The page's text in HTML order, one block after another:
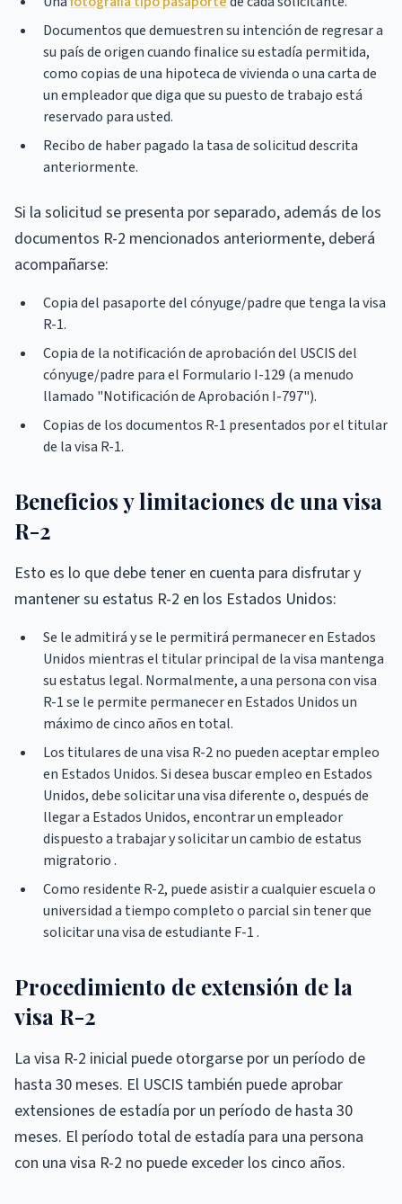
Documentos que demuestren su intención de regresar a
su país de origen cuando finalice su estadía permitida,
como copias de una hipoteca de vivienda o una carta de
un empleador que diga que su puesto de trabajo está
reservado para usted.
Recibo de haber pagado la tasa de solicitud descrita
anteriormente.
Si la solicitud se presenta por separado, además de los
documentos R-2 mencionados anteriormente, deberá
acompañarse:
Copia del pasaporte del cónyuge/padre que tenga la visa
R-1.
Copia de la notificación de aprobación del USCIS del
cónyuge/padre para el Formulario I-129 (a menudo
llamado "Notificación de Aprobación I-797").
Copias de los documentos R-1 presentados por el titular
de la visa R-1.
Beneficios y limitaciones de una visa
R-2
Esto es lo que debe tener en cuenta para disfrutar y
mantener su estatus R-2 en los Estados Unidos:
Se le admitirá y se le permitirá permanecer en Estados
Unidos mientras el titular principal de la visa mantenga
su estatus legal. Normalmente, a una persona con visa
R-1 se le permite permanecer en Estados Unidos un
máximo de cinco años en total.
Los titulares de una visa R-2 no pueden aceptar empleo
en Estados Unidos. Si desea buscar empleo en Estados
Unidos, debe solicitar una visa diferente o, después de
llegar a Estados Unidos, encontrar un empleador
dispuesto a trabajar y solicitar un cambio de estatus
migratorio .
Como residente R-2, puede asistir a cualquier escuela o
universidad a tiempo completo o parcial sin tener que
solicitar una visa de estudiante F-1 .
Procedimiento de extensión de la
visa R-2
La visa R-2 inicial puede otorgarse por un período de
hasta 30 meses. El USCIS también puede aprobar
extensiones de estadía por un período de hasta 30
meses. El período total de estadía para una persona
con una visa R-2 no puede exceder los cinco años.